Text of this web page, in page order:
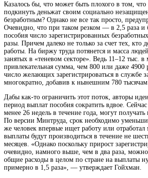
Казалось бы, что может быть плохого в том, что
подкинуть деньжат своим социально
безработным? Однако не все так просто,
Очевидно, что при таком резком — в 2,5 раза
пособия число зарегистрированных
разы. Причем далеко не только за счет тех, кто
работы. На биржу труда потянется и масса
занятых в «теневом секторе». Ведь 11–12 тыс.
привлекательная сумма, чем 800 или даже 4900
число желающих зарегистрироваться в службе
многократно, добавив к нынешним 780
Дабы как-то ограничить этот поток, авторы
период выплат пособия сократить вдвое.
менее 26 недель в течение года, могут
По версии Минтруда, срок необходимо
же человек впервые ищет работу или
выплаты будут производиться в течение не
месяцев. «Однако поскольку прирост
очевидно, намного выше, чем в два раза,
общие расходы в целом по стране на выплаты
примерно в 1,5 раза», — утверждает Гойхман.